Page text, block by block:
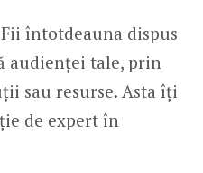
Fii întotdeauna dispus
audienței tale, prin
sau resurse. Asta îți
de expert în